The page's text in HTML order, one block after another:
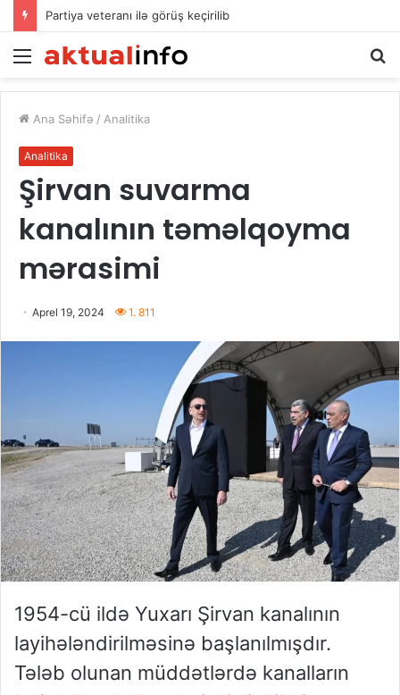
Partiya veteranı ilə görüş keçirilib
Menu
Ana Səhifə / Analitika
Analitika
Şirvan suvarma
kanalının təməlqoyma
mərasimi
Aprel 19, 2024 1. 811
1954-cü ildə Yuxarı Şirvan kanalının
layihələndirilməsinə başlanılmışdır.
Tələb olunan müddətlərdə kanalların